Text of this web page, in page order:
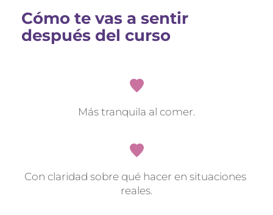
Cómo te vas a sentir
después del curso
Más tranquila al comer.
Con claridad sobre qué hacer en situaciones
reales.